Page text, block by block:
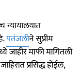
न्यायालयात
पतंजलीने सुप्रीम
जाहीर माफी मागितली
प्रसिद्ध होईल,